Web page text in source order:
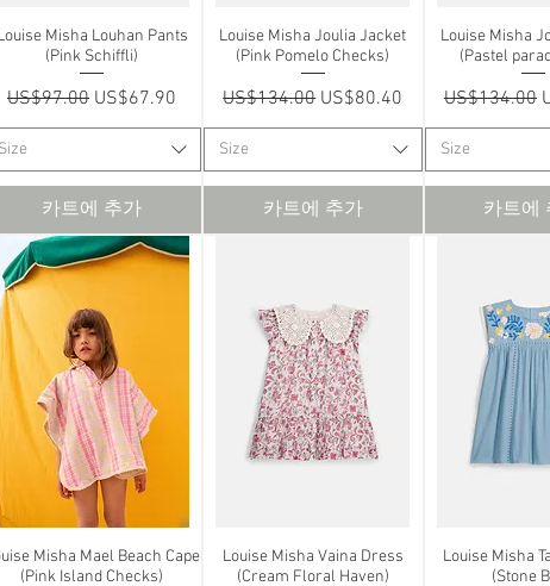
제품보기
Misha Louhan Pants
(Pink Schiffli)
일반가
US$97.00 할인가
US$67.90
Size
카트에 추가
제품보기
Louise Misha Joulia Jacket
(Pink Pomelo Checks)
일반가
US$134.00 할인가
US$80.40
Size
카트에 추가
제품
Louise Misha
(Pastel
일반가
US$134.00
Size
카트에
제품보기
Misha Mael Beach Cape
(Pink Island Checks)
제품보기
Louise Misha Vaina Dress
(Cream Floral Haven)
제품
Louise Misha
(Stone